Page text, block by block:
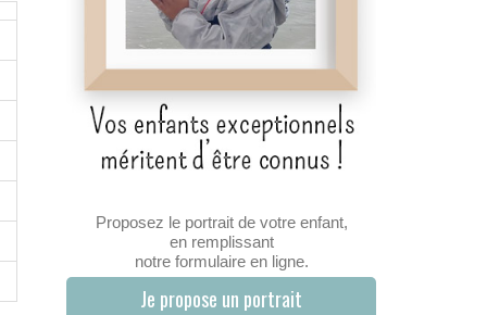
Proposez le portrait de votre enfant,
en remplissant
notre formulaire en ligne.
Je propose un portrait